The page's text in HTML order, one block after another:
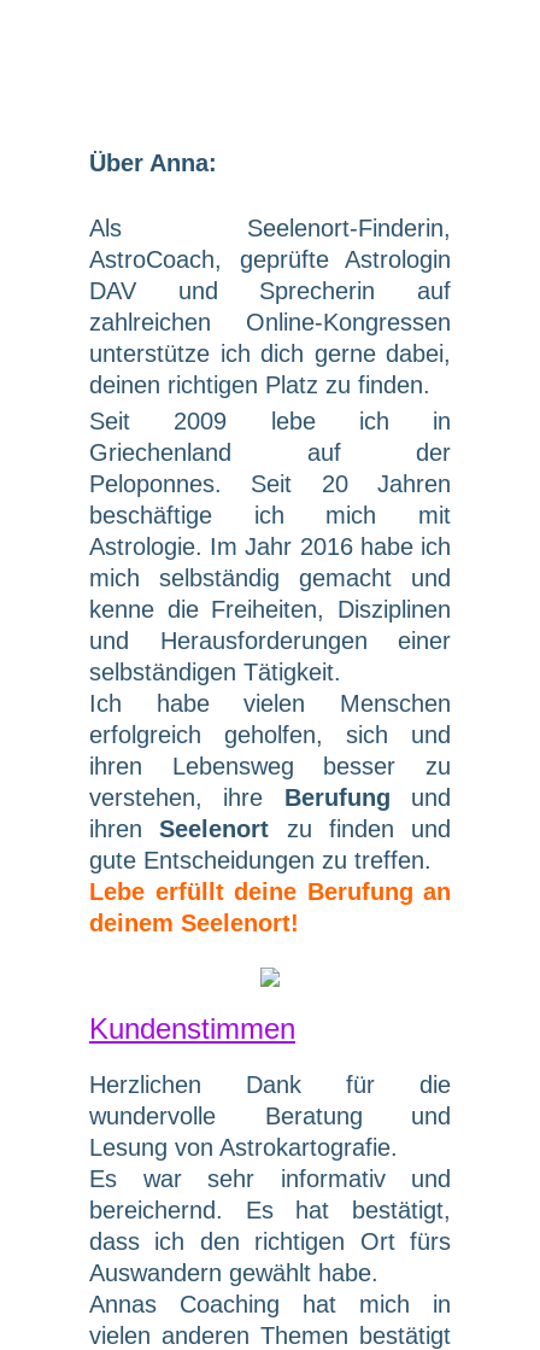
Über Anna:
Als Seelenort-Finderin,
AstroCoach, geprüfte Astrologin
DAV und Sprecherin auf
zahlreichen Online-Kongressen
unterstütze ich dich gerne dabei,
deinen richtigen Platz zu finden.
Seit 2009 lebe ich in
Griechenland auf der
Peloponnes. Seit 20 Jahren
beschäftige ich mich mit
Astrologie. Im Jahr 2016 habe ich
mich selbständig gemacht und
kenne die Freiheiten, Disziplinen
und Herausforderungen einer
selbständigen Tätigkeit.
Ich habe vielen Menschen
erfolgreich geholfen, sich und
ihren Lebensweg besser zu
verstehen, ihre Berufung und
ihrenSeelenort zu finden und
gute Entscheidungen zu treffen.
Lebe erfüllt deine Berufung an
deinem Seelenort!
Kundenstimmen
Herzlichen Dank für die
wundervolle Beratung und
Lesung von Astrokartografie.
Es war sehr informativ und
bereichernd. Es hat bestätigt,
dass ich den richtigen Ort fürs
Auswandern gewählt habe.
Annas Coaching hat mich in
vielen anderen Themen bestätigt